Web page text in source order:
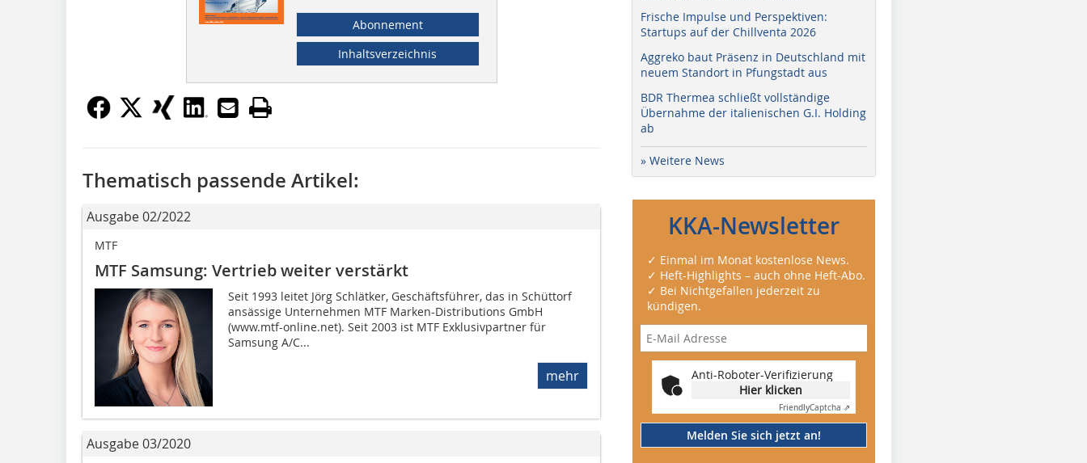
Abonnement
Inhaltsverzeichnis
Thematisch passende Artikel:
Ausgabe 02/2022
MTF
MTF Samsung: Vertrieb weiter verstärkt
Seit 1993 leitet Jörg Schlätker, Geschäftsführer, das in Schüttorf
ansässige Unternehmen MTF Marken-Distributions GmbH
(www.mtf-online.net). Seit 2003 ist MTF Exklusivpartner für
Samsung A/C...
mehr
Ausgabe 03/2020
Frische Impulse und Perspektiven:
Startups auf der Chillventa 2026
Aggreko baut Präsenz in Deutschland mit
neuem Standort in Pfungstadt aus
BDR Thermea schließt vollständige
Übernahme der italienischen G.I. Holding
ab
» Weitere News
KKA-Newsletter
✓ Einmal im Monat kostenlose News.
✓ Heft-Highlights – auch ohne Heft-Abo.
✓ Bei Nichtgefallen jederzeit zu
kündigen.
Anti-Roboter-Verifizierung
Hier klicken
FriendlyCaptcha ⇗
Melden Sie sich jetzt an!